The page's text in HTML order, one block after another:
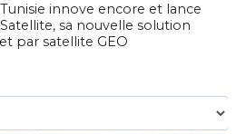
innove encore et lance
sa nouvelle solution
par satellite GEO